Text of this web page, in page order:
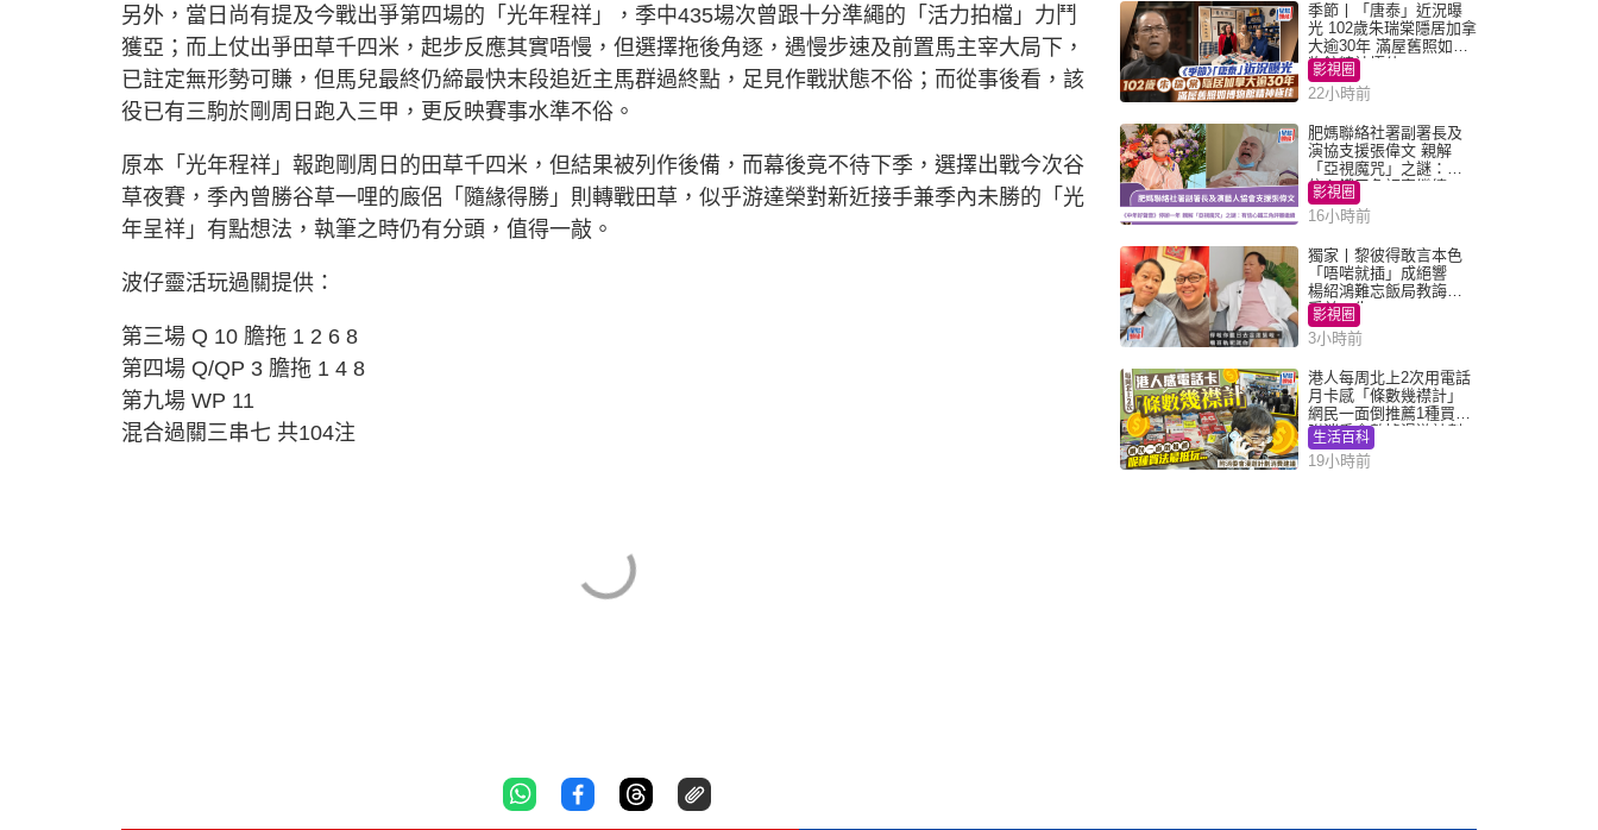
另外，當日尚有提及今戰出爭第四場的「光年程祥」，季中435場次曾跟十分準繩的「活力拍檔」力鬥
獲亞；而上仗出爭田草千四米，起步反應其實唔慢，但選擇拖後角逐，遇慢步速及前置馬主宰大局下，
已註定無形勢可賺，但馬兒最終仍締最快末段追近主馬群過終點，足見作戰狀態不俗；而從事後看，該
役已有三駒於剛周日跑入三甲，更反映賽事水準不俗。
原本「光年程祥」報跑剛周日的田草千四米，但結果被列作後備，而幕後竟不待下季，選擇出戰今次谷
草夜賽，季內曾勝谷草一哩的廄侶「隨緣得勝」則轉戰田草，似乎游達榮對新近接手兼季內未勝的「光
年呈祥」有點想法，執筆之時仍有分頭，值得一敲。
波仔靈活玩過關提供：
第三場 Q 10 膽拖 1 2 6 8
第四場 Q/QP 3 膽拖 1 4 8
第九場 WP 11
混合過關三串七 共104注
季節丨「唐泰」近況曝
光 102歲朱瑞棠隱居加拿
大逾30年 滿屋舊照如博
物館精神極佳
影視圈
22小時前
肥媽聯絡社署副署長及
演協支援張偉文 親解
「亞視魔咒」之謎：有
信心鐵三角評審繼續
影視圈
16小時前
獨家丨黎彼得敢言本色
「唔啱就插」成絕響
楊紹鴻難忘飯局教誨：
受益一生
影視圈
3小時前
港人每周北上2次用電話
月卡感「條數幾襟計」
網民一面倒推薦1種買法
附消委會數據漫遊計劃
消費提示
生活百科
19小時前